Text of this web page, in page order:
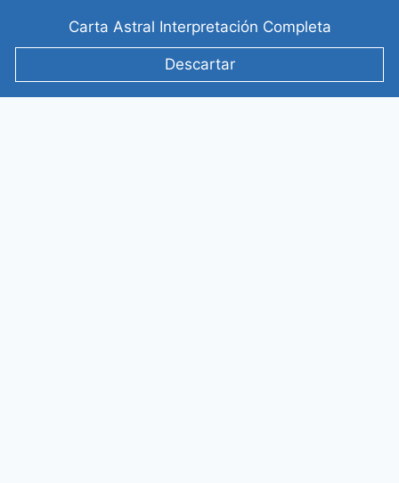
Carta Astral Interpretación Completa
Descartar